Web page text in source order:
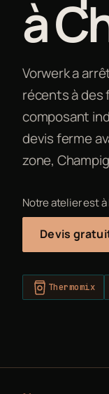
à
Vorwerk a
récents à des
composant
devis ferme
zone,
Notre atelier est
Devis
Thermomix